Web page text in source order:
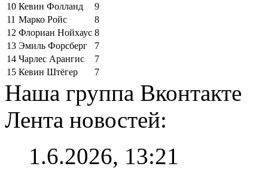
10 Кевин Фолланд
9
11 Марко Ройс
8
12 Флориан Нойхаус 8
13 Эмиль Форсберг
7
14 Чарлес Арангис
7
15 Кевин Штёгер 7
Наша группа Вконтакте
Лента новостей:
1.6.2026, 13:21